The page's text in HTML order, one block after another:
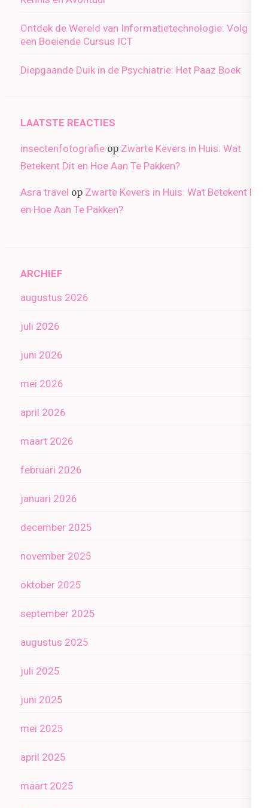
Ontdek de Wereld van Informatietechnologie: Volg
een Boeiende Cursus ICT
Diepgaande Duik in de Psychiatrie: Het Paaz Boek
LAATSTE REACTIES
insectenfotografie op Zwarte Kevers in Huis: Wat
Betekent Dit en Hoe Aan Te Pakken?
Asra travel op Zwarte Kevers in Huis: Wat Betekent Dit
en Hoe Aan Te Pakken?
ARCHIEF
augustus 2026
juli 2026
juni 2026
mei 2026
april 2026
maart 2026
februari 2026
januari 2026
december 2025
november 2025
oktober 2025
september 2025
augustus 2025
juli 2025
juni 2025
mei 2025
april 2025
maart 2025